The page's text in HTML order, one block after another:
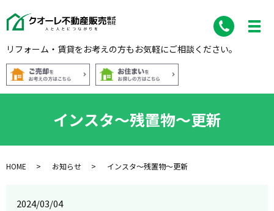
リフォーム・賃貸をお考えの方もお気軽にご相談ください。
インスタ～残置物～更新
HOME お知らせ インスタ～残置物～更新
2024/03/04